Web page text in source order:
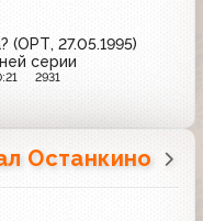
(ОРТ, 27.05.1995)
серии
2931
Останкино